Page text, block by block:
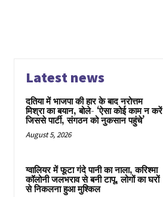
Latest news
दतिया में भाजपा की हार के बाद नरोत्तम
मिश्रा का बयान, बोले- ‘ऐसा कोई काम न करें
जिससे पार्टी, संगठन को नुकसान पहुंचे’
August 5, 2026
ग्वालियर में फूटा गंदे पानी का नाला, करिश्मा
कॉलोनी जलभराव से बनी टापू, लोगों का घरों
से निकलना हुआ मुश्किल